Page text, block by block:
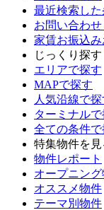
最近検索し
お問い合わ
家賃お振込
じっくり探す
エリアで探す
MAPで探す
人気沿線で探
ターミナルで
全ての条件で
特集物件を見
物件レポート
オープニン
オススメ物件
テーマ別物件